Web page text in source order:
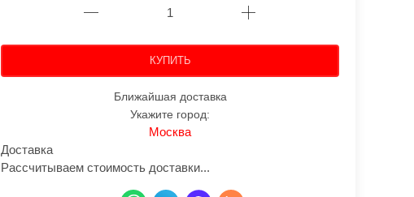
КУПИТЬ
Ближайшая доставка
Укажите город:
Москва
Доставка
Рассчитываем стоимость доставки...